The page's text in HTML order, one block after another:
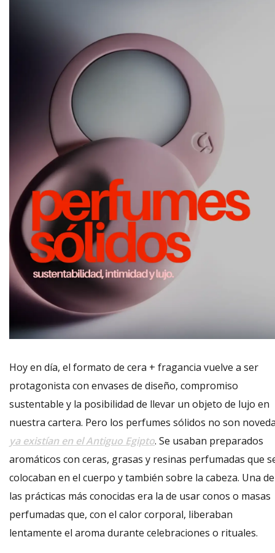
Hoy en día, el formato de cera + fragancia vuelve a ser
protagonista con envases de diseño, compromiso
sustentable y la posibilidad de llevar un objeto de lujo en
nuestra cartera. Pero los perfumes sólidos no son
ya existían en el Antiguo Egipto. Se usaban preparados
aromáticos con ceras, grasas y resinas perfumadas que
colocaban en el cuerpo y también sobre la cabeza. Una de
las prácticas más conocidas era la de usar conos o masas
perfumadas que, con el calor corporal, liberaban
lentamente el aroma durante celebraciones o rituales.